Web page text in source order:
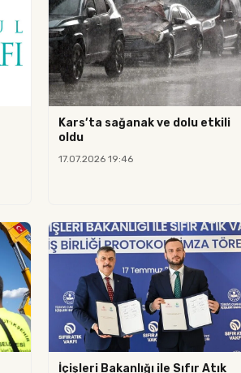
Kars’ta sağanak ve dolu etkili
oldu
17.07.2026 19:46
İçişleri Bakanlığı ile Sıfır Atık